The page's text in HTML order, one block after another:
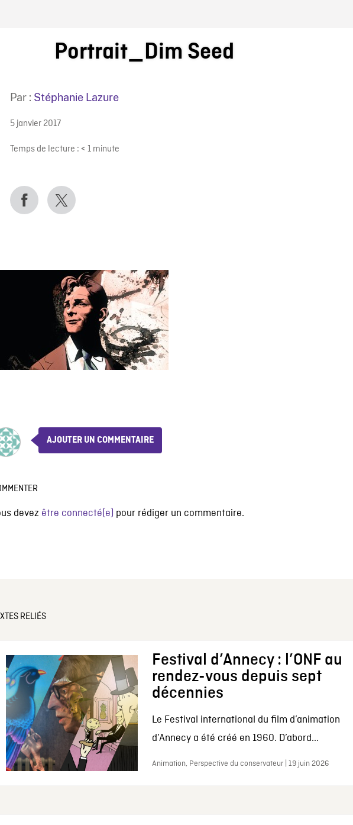
ONF
Portrait_Dim Seed
Par : Stéphanie Lazure
5 janvier 2017
Temps de lecture : < 1 minute
AJOUTER UN COMMENTAIRE
devez être connecté(e) pour rédiger un commentaire.
RELIÉS
Festival d’Annecy : l’ONF au
rendez-vous depuis sept
décennies
Le Festival international du film d’animation
d’Annecy a été créé en 1960. D’abord...
Animation, Perspective du conservateur | 19 juin 2026